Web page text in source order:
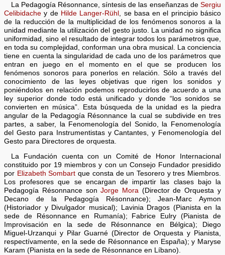
La Pedagogía Résonnance, síntesis de las enseñanzas de Sergiu
Celibidache y de Hilde Langer-Rühl , se basa en el principio básico
de la reducción de la multiplicidad de los fenómenos sonoros a la
unidad mediante la utilización del gesto justo. La unidad no significa
uniformidad, sino el resultado de integrar todos los parámetros que,
en toda su complejidad, conforman una obra musical. La conciencia
tiene en cuenta la singularidad de cada uno de los parámetros que
entran en juego en el momento en el que se producen los
fenómenos sonoros para ponerlos en relación. Sólo a través del
conocimiento de las leyes objetivas que rigen los sonidos y
poniéndolos en relación podemos reproducirlos de acuerdo a una
ley superior donde todo está unificado y donde “los sonidos se
convierten en música”. Esta búsqueda de la unidad es la piedra
angular de la Pedagogía Résonnance la cual se subdivide en tres
partes, a saber, la Fenomenología del Sonido, la Fenomenología
del Gesto para Instrumentistas y Cantantes, y Fenomenología del
Gesto para Directores de orquesta.
La Fundación cuenta con un Comité de Honor Internacional
constituido por 19 miembros y con un Consejo Fundador presidido
por Elizabeth Sombart que consta de un Tesorero y tres Miembros.
Los profesores que se encargan de impartir las clases bajo la
Pedagogía Résonnance sonJorge Mora (Director de Orquesta y
Decano de la Pedagogía Résonnance); Jean-Marc Aymon
(Historiador y Divulgador musical); Lavinia Dragos (Pianista en la
sede de Résonnance en Rumanía); Fabrice Eulry (Pianista de
Improvisación en la sede de Résonnance en Bélgica); Diego
Miguel-Urzanqui y Pilar Guarné (Director de Orquesta y Pianista,
respectívamente, en la sede de Résonnance en España); y Maryse
Karam (Pianista en la sede de Résonnance en Líbano).